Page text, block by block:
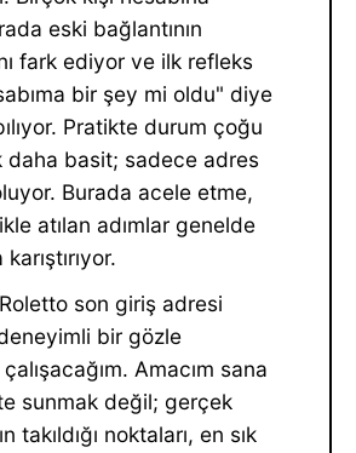
eski bağlantının
fark ediyor ve ilk refleks
bir şey mi oldu" diye
Pratikte durum çoğu
daha basit; sadece adres
Burada acele etme,
atılan adımlar genelde
son giriş adresi
bir gözle
Amacım sana
sunmak değil; gerçek
takıldığı noktaları, en sık